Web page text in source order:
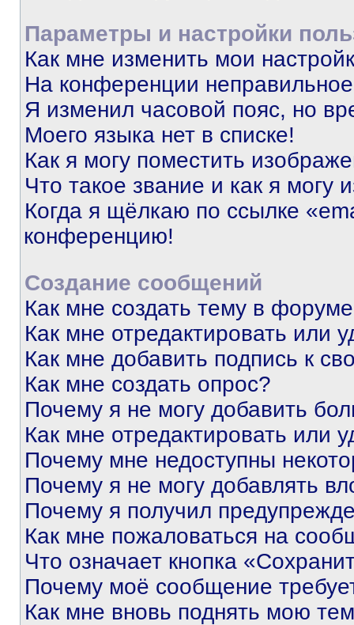
Параметры и настройки
Как мне изменить мои
На конференции
Я изменил часовой пояс, но
Моего языка нет в списке!
Как я могу поместить
Что такое звание и как я могу
Когда я щёлкаю по ссылке
конференцию!
Создание сообщений
Как мне создать тему в
Как мне отредактировать или
Как мне добавить подпись к
Как мне создать опрос?
Почему я не могу добавить
Как мне отредактировать или
Почему мне недоступны
Почему я не могу добавлять
Почему я получил
Как мне пожаловаться на
Что означает кнопка
Почему моё сообщение
Как мне вновь поднять мою